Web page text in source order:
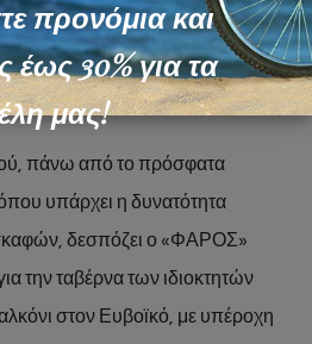
από την Χαλκίδα, 22 χιλιόμετρα
μόλις 11 χιλιόμετρα από την
πάνω από το πρόσφατα
υπάρχει η δυνατότητα
δεσπόζει ο «ΦΑΡΟΣ»
την ταβέρνα των ιδιοκτητών
στον Ευβοϊκό, με υπέροχη
προνόμια και
έως 30% για τα
μας!